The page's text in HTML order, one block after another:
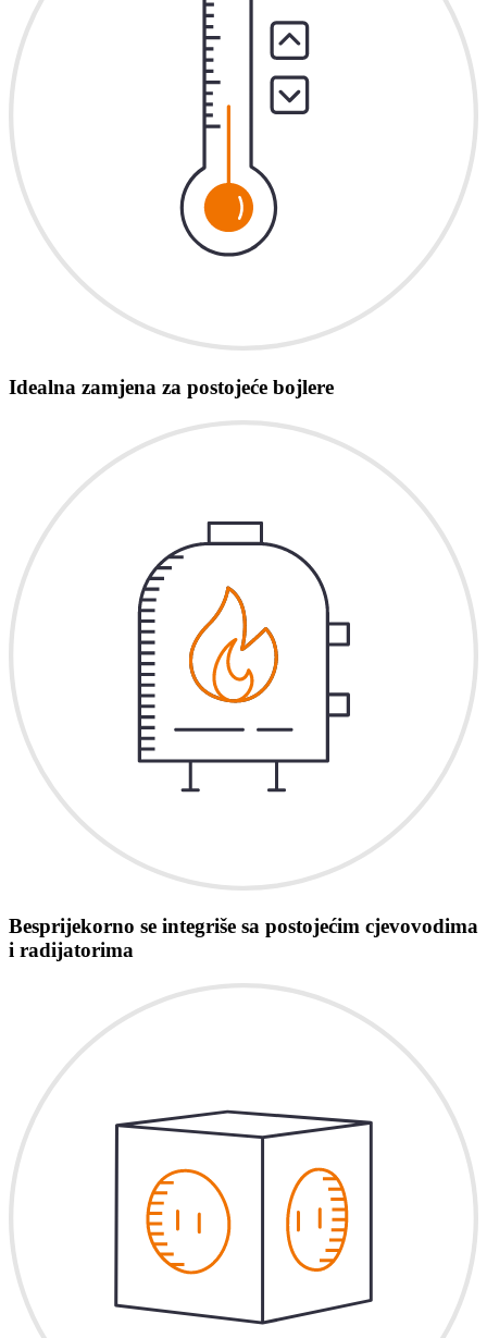
Idealna zamjena za postojeće bojlere
Besprijekorno se integriše sa postojećim cjevovodima
i radijatorima